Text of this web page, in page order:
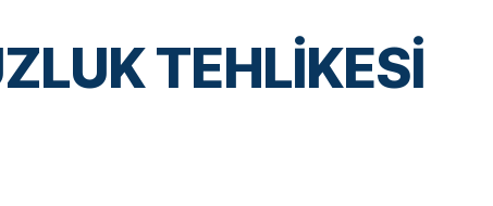
TEHLİKESİ